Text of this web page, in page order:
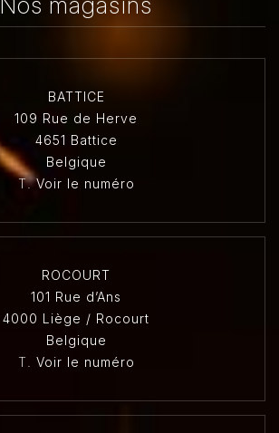
BATTICE
109 Rue de Herve
4651 Battice
Belgique
T.Voir le numéro
ROCOURT
101 Rue d’Ans
4000 Liège / Rocourt
Belgique
T. Voir le numéro